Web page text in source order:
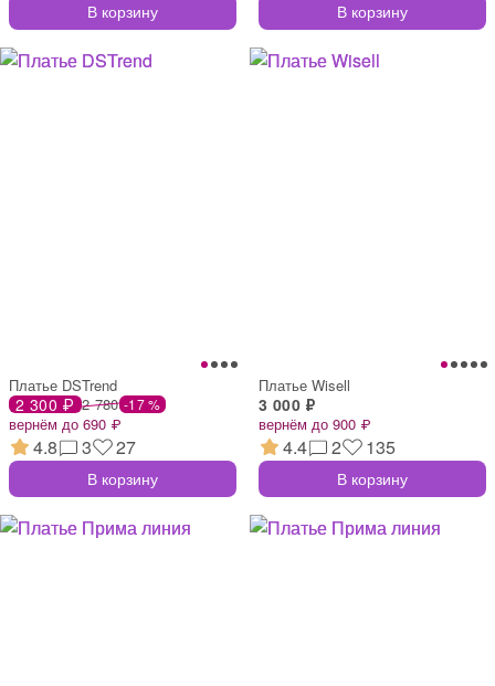
В корзину В корзину
Платье DSTrend
2 300 ₽ 2 780 -17 %
вернём до 690 ₽
4.8 3 27
В корзину
Платье Wisell
3 000 ₽
вернём до 900 ₽
4.4 2 135
В корзину